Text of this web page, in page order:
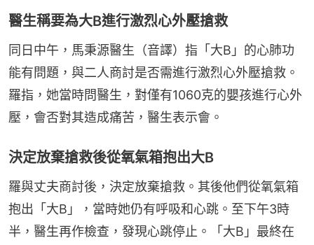
醫生稱要為大B進行激烈心外壓搶救
同日中午，馬秉源醫生（音譯）指「大B」的心肺功
能有問題，與二人商討是否需進行激烈心外壓搶救。
羅指，她當時問醫生，對僅有1060克的嬰孩進行心外
壓，會否對其造成痛苦，醫生表示會。
決定放棄搶救後從氧氣箱抱出大B
羅與丈夫商討後，決定放棄搶救。其後他們從氧氣箱
抱出「大B」，當時她仍有呼吸和心跳。至下午3時
半，醫生再作檢查，發現心跳停止。「大B」最終在